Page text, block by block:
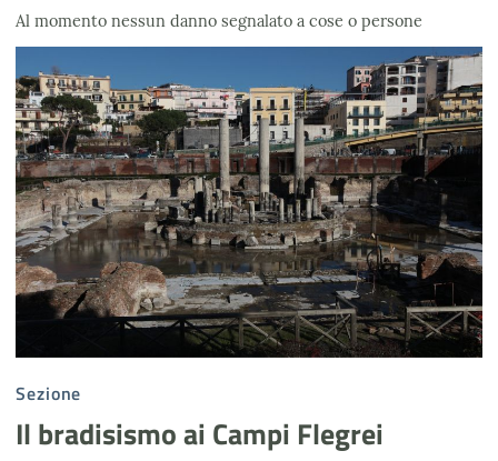
Al momento nessun danno segnalato a cose o persone
Campi Flegrei
Sezione
Il bradisismo ai Campi Flegrei